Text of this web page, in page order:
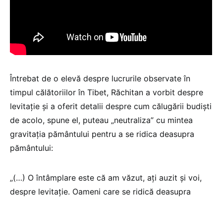
Întrebat de o elevă despre lucrurile observate în
timpul călătoriilor în Tibet, Răchitan a vorbit despre
levitație și a oferit detalii despre cum călugării budiști
de acolo, spune el, puteau „neutraliza” cu mintea
gravitația pământului pentru a se ridica deasupra
pământului:
„(…) O întâmplare este că am văzut, ați auzit și voi,
despre levitație. Oameni care se ridică deasupra